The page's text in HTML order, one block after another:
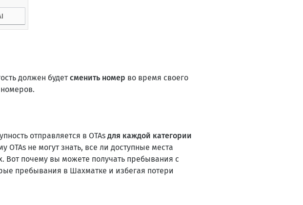
должен будетсменить номер во время своего
отправляется в OTAs для каждой категории
не могут знать, все ли доступные места
Вот почему вы можете получать пребывания с
пребывания в Шахматке и избегая потери